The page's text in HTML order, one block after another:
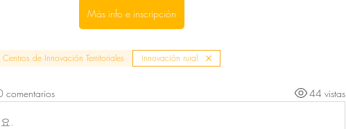
Más info e inscripción
Centros de Innovación Territoriales
innovación rural
comentarios 44 vistas
.